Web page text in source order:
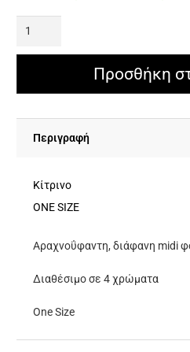
MIMOSA
Midi
Ανοιχτό
ποσότητα
Προσθήκη
Περιγραφή
Κίτρινο
ONE SIZE
Αραχνοΰφαντη, διάφανη midi
Διαθέσιμο σε 4 χρώματα
One Size